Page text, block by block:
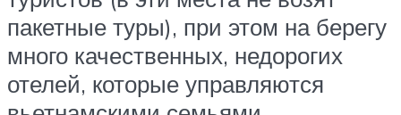
пакетные туры), при этом на берегу
много качественных, недорогих
отелей, которые управляются